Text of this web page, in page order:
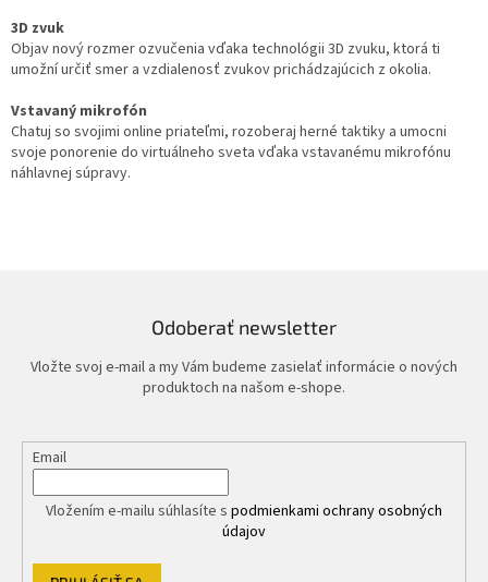
3D zvuk
Objav nový rozmer ozvučenia vďaka technológii 3D zvuku, ktorá ti
umožní určiť smer a vzdialenosť zvukov prichádzajúcich z okolia.
Vstavaný mikrofón
Chatuj so svojimi online priateľmi, rozoberaj herné taktiky a umocni
svoje ponorenie do virtuálneho sveta vďaka vstavanému mikrofónu
náhlavnej súpravy.
Odoberať newsletter
Vložte svoj e-mail a my Vám budeme zasielať informácie o nových
produktoch na našom e-shope.
Email
Vložením e-mailu súhlasíte s podmienkami ochrany osobných
údajov